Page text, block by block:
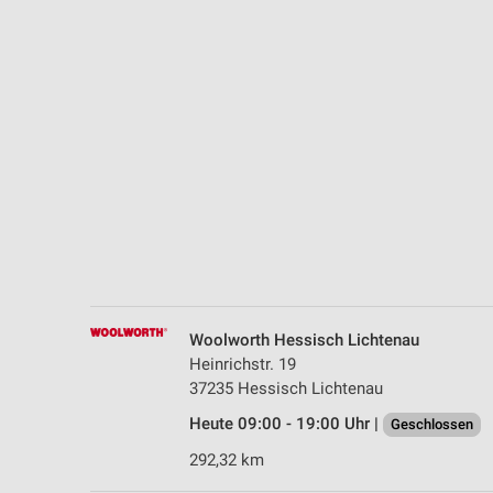
Woolworth Hessisch Lichtenau
Heinrichstr. 19
37235 Hessisch Lichtenau
Heute 09:00 - 19:00 Uhr |
Geschlossen
292,32 km